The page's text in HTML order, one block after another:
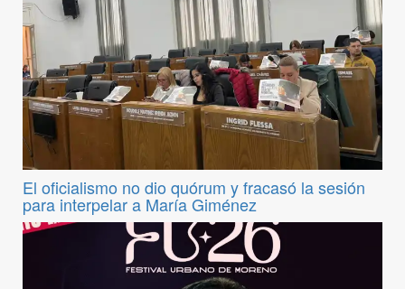
El oficialismo no dio quórum y fracasó la sesión
para interpelar a María Giménez